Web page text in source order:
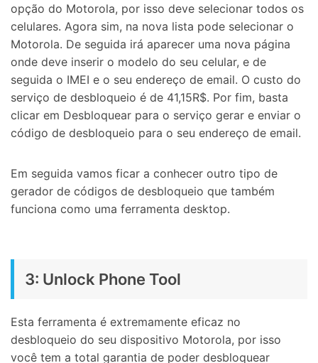
opção do Motorola, por isso deve selecionar todos os
celulares. Agora sim, na nova lista pode selecionar o
Motorola. De seguida irá aparecer uma nova página
onde deve inserir o modelo do seu celular, e de
seguida o IMEI e o seu endereço de email. O custo do
serviço de desbloqueio é de 41,15R$. Por fim, basta
clicar em Desbloquear para o serviço gerar e enviar o
código de desbloqueio para o seu endereço de email.
Em seguida vamos ficar a conhecer outro tipo de
gerador de códigos de desbloqueio que também
funciona como uma ferramenta desktop.
3: Unlock Phone Tool
Esta ferramenta é extremamente eficaz no
desbloqueio do seu dispositivo Motorola, por isso
você tem a total garantia de poder desbloquear